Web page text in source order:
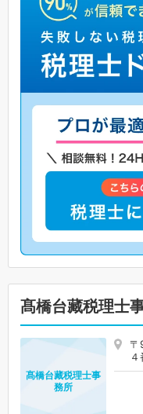
髙橋台藏税理士
〒
４
髙橋台藏税理士事
務所